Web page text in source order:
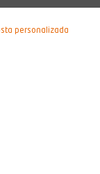
personalizada